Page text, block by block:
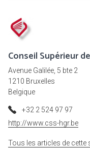
Conseil Supérieur
Avenue Galilée, 5 bte 2
1210 Bruxelles
Belgique
+32 2 524 97 97
http://www.css-hgr.be
Tous les articles de cette